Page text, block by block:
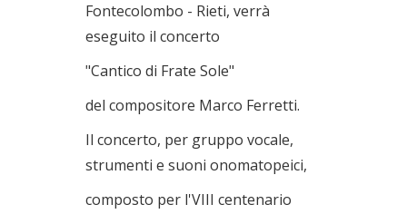
Fontecolombo - Rieti, verrà
eseguito il concerto
"Cantico di Frate Sole"
del compositore Marco Ferretti.
Il concerto, per gruppo vocale,
strumenti e suoni onomatopeici,
composto per l'VIII centenario